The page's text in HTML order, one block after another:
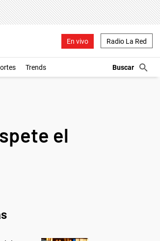
En vivo Radio La Red
Trends
el